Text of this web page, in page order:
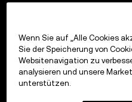
Wenn Sie auf „Alle Cookies
Sie der Speicherung von
Websitenavigation zu
analysieren und unsere
unterstützen.